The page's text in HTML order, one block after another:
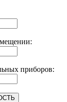
приборов: